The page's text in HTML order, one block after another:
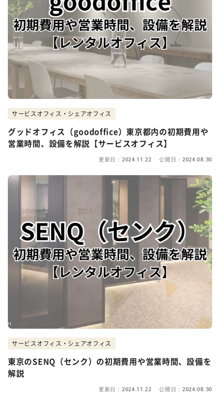
サービスオフィス・シェアオフィス
グッドオフィス（goodoffice）東京都内の初期費用や
営業時間、設備を解説【サービスオフィス】
更新日：2024.11.22 公開日：2024.08.30
サービスオフィス・シェアオフィス
東京のSENQ（センク）の初期費用や営業時間、設備を
解説
更新日：2024.11.22 公開日：2024.08.30